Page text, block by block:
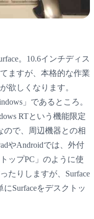
。10.6インチディス
ますが、本格的な作業
欲しくなります。
」であるところ。
RTという機能限定
ので、周辺機器との相
やAndroidでは、外付
ップPC」のように使
たりしますが、Surface
Surfaceをデスクトッ